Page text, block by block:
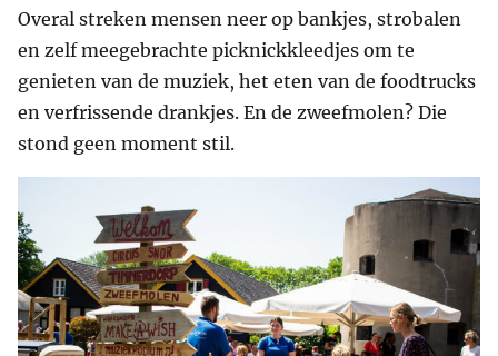
Overal streken mensen neer op bankjes, strobalen
en zelf meegebrachte picknickkleedjes om te
genieten van de muziek, het eten van de foodtrucks
en verfrissende drankjes. En de zweefmolen? Die
stond geen moment stil.